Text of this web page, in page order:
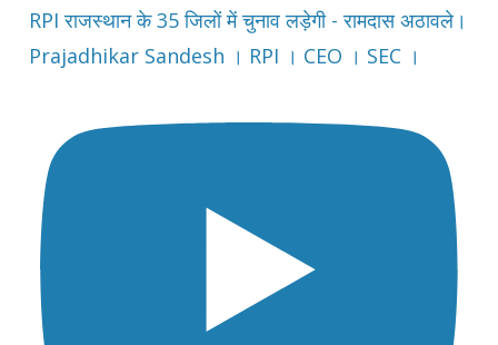
RPI राजस्थान के 35 जिलों में चुनाव लड़ेगी - रामदास अठावले।
Prajadhikar Sandesh । RPI । CEO । SEC ।